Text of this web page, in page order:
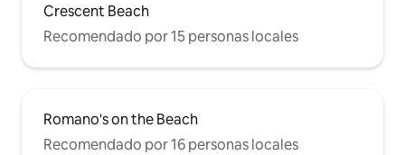
Crescent Beach
Recomendado por 15 personas locales
Romano's on the Beach
Recomendado por 16 personas locales